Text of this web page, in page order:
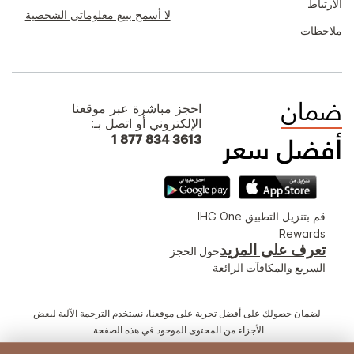
الارتباط
لا أسمح ببيع معلوماتي الشخصية
ملاحظات
احجز مباشرة عبر موقعنا
الإلكتروني أو اتصل بـ:
1 877 834 3613
قم بتنزيل التطبيق IHG One
Rewards
تعرف على المزيدحول الحجز
السريع والمكافآت الرائعة
لضمان حصولك على أفضل تجربة على موقعنا، نستخدم الترجمة الآلية لبعض
الأجزاء من المحتوى الموجود في هذه الصفحة.